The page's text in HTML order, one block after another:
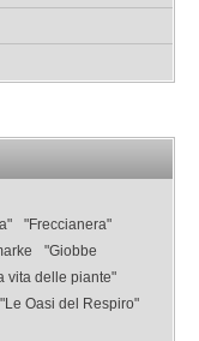
"Freccianera"
"Giobbe
vita delle piante"
"Le Oasi del Respiro"